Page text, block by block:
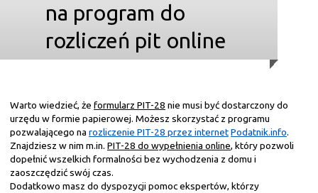
na program do
rozliczeń pit online
Warto wiedzieć, że formularz PIT-28 nie musi być dostarczony do
urzędu w formie papierowej. Możesz skorzystać z programu
pozwalającego na rozliczenie PIT-28 przez internetPodatnik.info.
Znajdziesz w nim m.in. PIT-28 do wypełnienia online, który pozwoli
dopełnić wszelkich formalności bez wychodzenia z domu i
zaoszczędzić swój czas.
Dodatkowo masz do dyspozycji pomoc ekspertów, którzy